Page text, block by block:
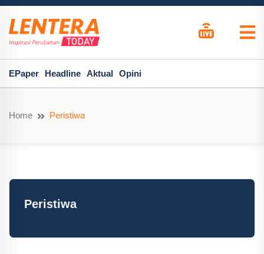
EPaper Headline Aktual Opini
Home Peristiwa
Peristiwa